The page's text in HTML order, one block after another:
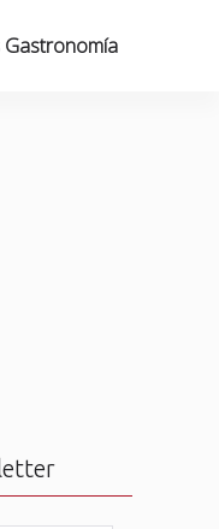
Gastronomía